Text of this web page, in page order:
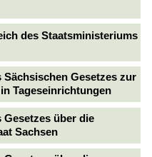
des Staatsministeriums
Gesetzes zur
Tageseinrichtungen
über die
Sachsen